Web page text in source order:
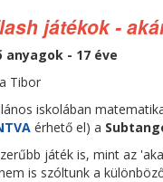
játékok -
- 17 éve
Tibor
iskolában
érhető el) a
játék is, mint az
is szóltunk a